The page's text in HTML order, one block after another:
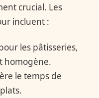
crucial. Les
incluent :
les pâtisseries,
homogène.
le temps de